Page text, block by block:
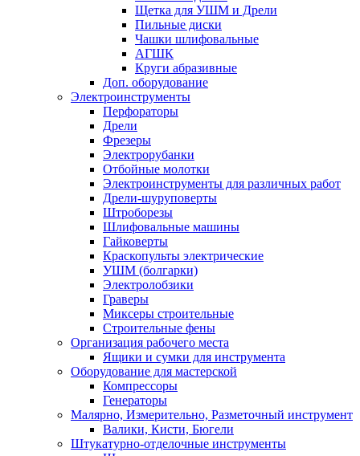
Щетка для УШМ и Дрели
Пильные диски
Чашки шлифовальные
АГШК
Круги абразивные
Доп. оборудование
Электроинструменты
Перфораторы
Дрели
Фрезеры
Электрорубанки
Отбойные молотки
Электроинструменты для различных работ
Дрели-шуруповерты
Штроборезы
Шлифовальные машины
Гайковерты
Краскопульты электрические
УШМ (болгарки)
Электролобзики
Граверы
Миксеры строительные
Строительные фены
Организация рабочего места
Ящики и сумки для инструмента
Оборудование для мастерской
Компрессоры
Генераторы
Малярно, Измерительно, Разметочный инструмент
Валики, Кисти, Бюгели
Штукатурно-отделочные инструменты